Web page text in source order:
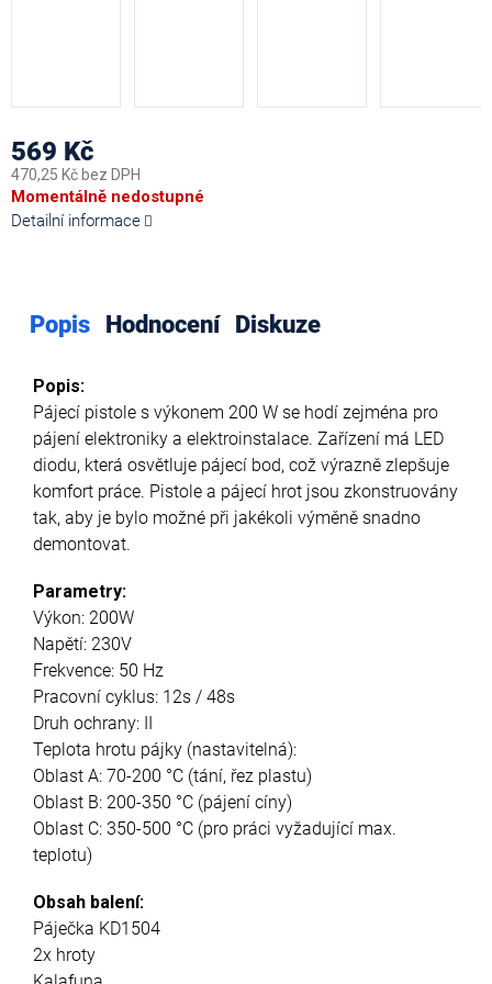
569 Kč
470,25 Kč bez DPH
Měrná
cena:
Momentálně nedostupné
Detailní informace
Popis Hodnocení Diskuze
Popis:
Pájecí pistole s výkonem 200 W se hodí zejména pro
pájení elektroniky a elektroinstalace. Zařízení má LED
diodu, která osvětluje pájecí bod, což výrazně zlepšuje
komfort práce. Pistole a pájecí hrot jsou zkonstruovány
tak, aby je bylo možné při jakékoli výměně snadno
demontovat.
Parametry:
Výkon: 200W
Napětí: 230V
Frekvence: 50 Hz
Pracovní cyklus: 12s / 48s
Druh ochrany: II
Teplota hrotu pájky (nastavitelná):
Oblast A: 70-200 °C (tání, řez plastu)
Oblast B: 200-350 °C (pájení cíny)
Oblast C: 350-500 °C (pro práci vyžadující max.
teplotu)
Obsah balení:
Páječka KD1504
2x hroty